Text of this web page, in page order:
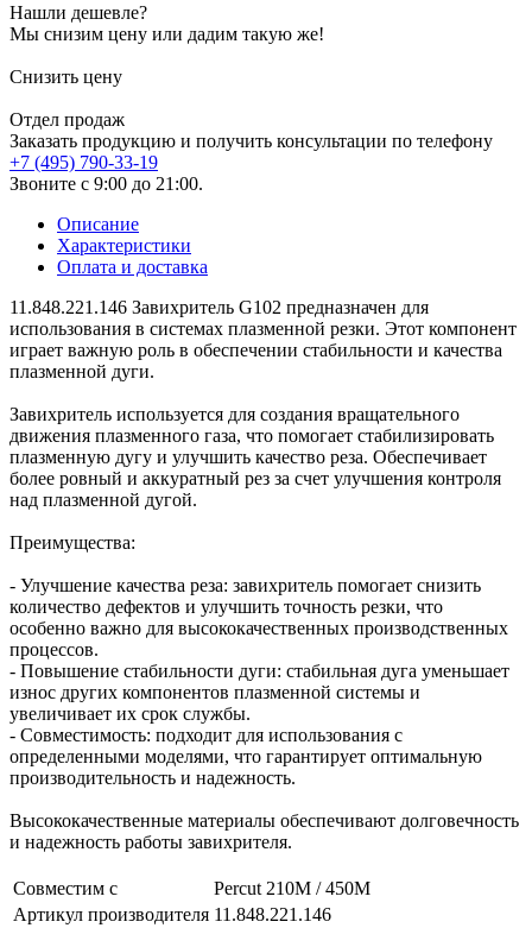
Нашли дешевле?
Мы снизим цену или дадим такую же!
Снизить цену
Отдел продаж
Заказать продукцию и получить консультации по телефону
+7 (495) 790-33-19
Звоните с 9:00 до 21:00.
Описание
Характеристики
Оплата и доставка
11.848.221.146 Завихритель G102 предназначен для
использования в системах плазменной резки. Этот компонент
играет важную роль в обеспечении стабильности и качества
плазменной дуги.
Завихритель используется для создания вращательного
движения плазменного газа, что помогает стабилизировать
плазменную дугу и улучшить качество реза. Обеспечивает
более ровный и аккуратный рез за счет улучшения контроля
над плазменной дугой.
Преимущества:
- Улучшение качества реза: завихритель помогает снизить
количество дефектов и улучшить точность резки, что
особенно важно для высококачественных производственных
процессов.
- Повышение стабильности дуги: стабильная дуга уменьшает
износ других компонентов плазменной системы и
увеличивает их срок службы.
- Совместимость: подходит для использования с
определенными моделями, что гарантирует оптимальную
производительность и надежность.
Высококачественные материалы обеспечивают долговечность
и надежность работы завихрителя.
Совместим с
Percut 210M / 450M
Артикул производителя 11.848.221.146